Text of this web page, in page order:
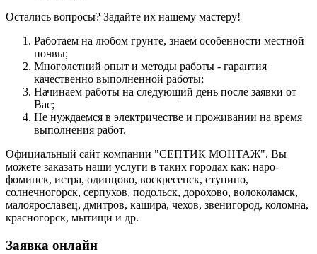
Остались вопросы? Задайте их нашему мастеру!
Работаем на любом грунте, знаем особенности местной
почвы;
Многолетний опыт и методы работы - гарантия
качественно выполненной работы;
Начинаем работы на следующий день после заявки от
Вас;
Не нуждаемся в электричестве и проживании на время
выполнения работ.
Официальный сайт компании "СЕПТИК МОНТАЖ". Вы
можете заказать наши услуги в таких городах как: наро-
фоминск, истра, одинцово, воскресенск, ступино,
солнечногорск, серпухов, подольск, дорохово, волоколамск,
малоярославец, дмитров, кашира, чехов, звенигород, коломна,
красногорск, мытищи и др.
Заявка онлайн